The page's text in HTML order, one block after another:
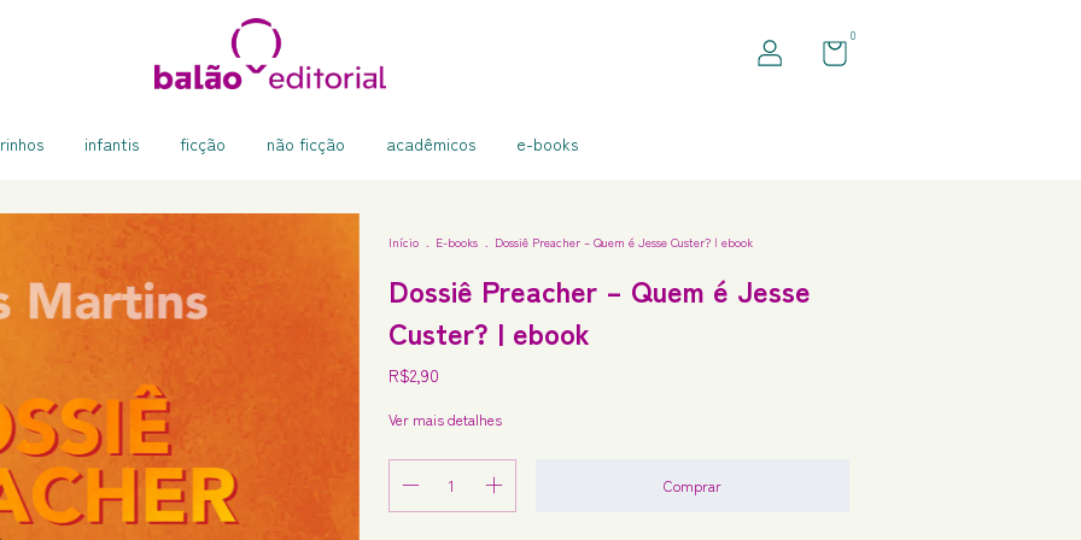
0
infantis ficção não ficção acadêmicos e-books
Início . E-books . Dossiê Preacher – Quem é Jesse Custer? | ebook
Dossiê Preacher – Quem é Jesse
Custer? | ebook
R$2,90
Ver mais detalhes